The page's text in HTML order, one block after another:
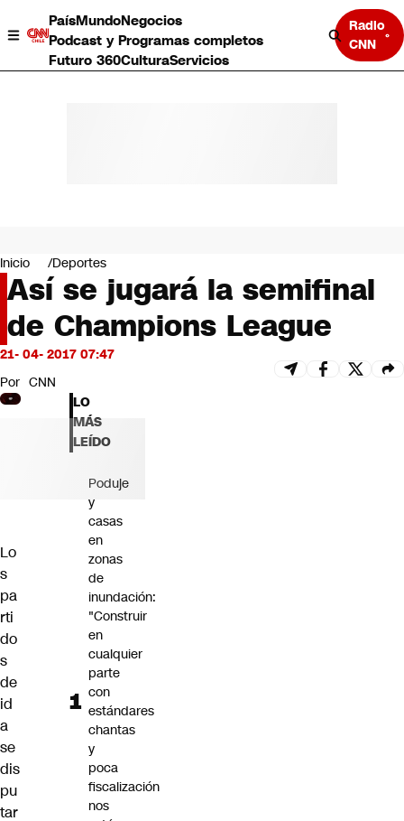
PaísMundoNegocios
Podcast y Programas completos
Futuro 360CulturaServicios
Radio
CNN
Negocios
Deportes
Programas completos
Cultura
Servicios
Bits
CNN Data
CNN tiempo
Futuro 360
Inicio Deportes
Así se jugará la semifinal
de Champions League
21- 04- 2017 07:47
Por CNN
Lo
s
pa
rti
do
s
de
id
a
se
dis
pu
tar
LO
MÁS
LEÍDO
Poduje
y
casas
en
zonas
de
inundación:
"Construir
en
cualquier
parte
con
estándares
chantas
y
poca
fiscalización
nos